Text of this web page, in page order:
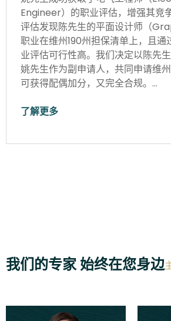
Engineer）的职业评估，增强其竞
评估发现陈先生的平面设计师（
职业在维州190州担保清单上，且通
业评估可行性高。我们决定以陈先生
姚先生作为副申请人，共同申请维
可获得配偶加分，又完全合规。…
了解更多
我们的专家 始终在您身边